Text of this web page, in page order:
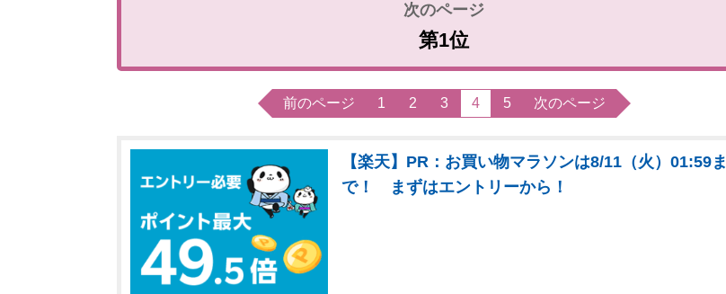
第1位
前のページ 1 2 3 4 5 次のページ
【楽天】PR：お買い物マラソンは8/11（火）01:59ま
で！ まずはエントリーから！